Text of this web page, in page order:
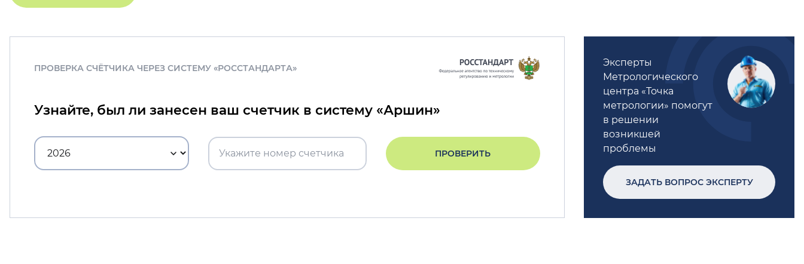
ПРОВЕРКА СЧЁТЧИКА ЧЕРЕЗ СИСТЕМУ «РОССТАНДАРТА»
Узнайте, был ли занесен ваш счетчик в систему «Аршин»
ПРОВЕРИТЬ
Эксперты
Метрологического
центра «Точка
метрологии» помогут
в решении
возникшей
проблемы
ЗАДАТЬ ВОПРОС ЭКСПЕРТУ